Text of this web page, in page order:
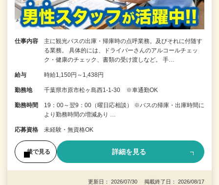
仕事内容
主に観光バスの出庫・帰庫時の点呼業務。及びそれに付随す
る業務。 具体的には、ドライバーさんのアルコールチェッ
ク・健康のチェック、書類の受け渡しなど。 手…
給与 時給1,150円～1,438円
勤務地 千葉県市原市松ヶ島西1-1-30 ※車通勤OK
勤務時間
19：00～翌9：00（曜日応相談） ※バスの帰庫・出庫時間に
より勤務時間の増減あり …
応募資格 未経験・無資格OK
後で見る 詳細を見る
更新日： 2026/07/30 掲載終了日： 2026/08/17